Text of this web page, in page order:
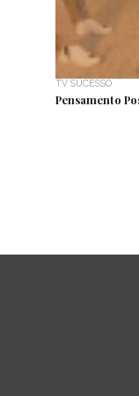
TV SUCESSO
Pensamento